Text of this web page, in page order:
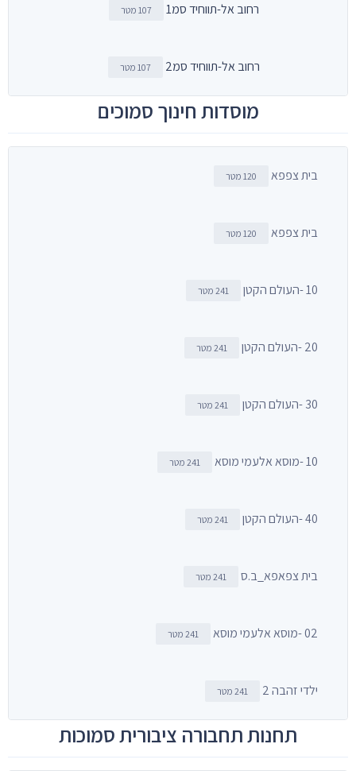
רחוב אל-תווחיד סמ1 107 מטר
רחוב אל-תווחיד סמ2 107 מטר
מוסדות חינוך סמוכים
בית צפפא 120 מטר
בית צפפא 120 מטר
10 -העולם הקטן 241 מטר
20 -העולם הקטן 241 מטר
30 -העולם הקטן 241 מטר
10 -מוסא אלעמי מוסא 241 מטר
40 -העולם הקטן 241 מטר
בית צפאפא_ב.ס 241 מטר
02 -מוסא אלעמי מוסא 241 מטר
ילדי זהבה 2 241 מטר
תחנות תחבורה ציבורית סמוכות